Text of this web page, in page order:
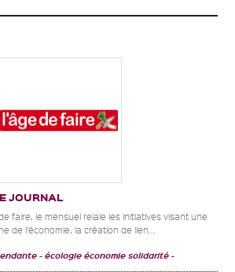
JOURNAL
faire, le mensuel relaie les initiatives visant une
de l’économie, la création de lien...
écologie économie solidarité